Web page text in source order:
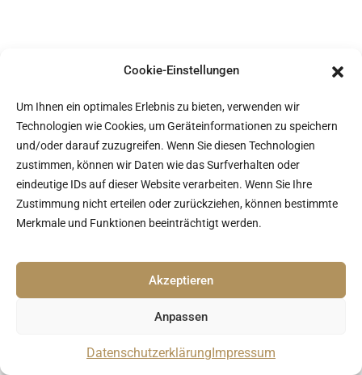
Cookie-Einstellungen
Um Ihnen ein optimales Erlebnis zu bieten, verwenden wir
Technologien wie Cookies, um Geräteinformationen zu speichern
und/oder darauf zuzugreifen. Wenn Sie diesen Technologien
zustimmen, können wir Daten wie das Surfverhalten oder
eindeutige IDs auf dieser Website verarbeiten. Wenn Sie Ihre
Zustimmung nicht erteilen oder zurückziehen, können bestimmte
Merkmale und Funktionen beeinträchtigt werden.
Akzeptieren
Anpassen
DatenschutzerklärungImpressum